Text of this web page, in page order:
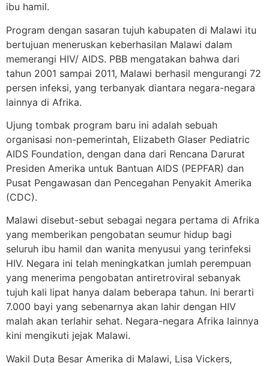
ibu hamil.
Program dengan sasaran tujuh kabupaten di Malawi itu
bertujuan meneruskan keberhasilan Malawi dalam
memerangi HIV/ AIDS. PBB mengatakan bahwa dari
tahun 2001 sampai 2011, Malawi berhasil mengurangi 72
persen infeksi, yang terbanyak diantara negara-negara
lainnya di Afrika.
Ujung tombak program baru ini adalah sebuah
organisasi non-pemerintah, Elizabeth Glaser Pediatric
AIDS Foundation, dengan dana dari Rencana Darurat
Presiden Amerika untuk Bantuan AIDS (PEPFAR) dan
Pusat Pengawasan dan Pencegahan Penyakit Amerika
(CDC).
Malawi disebut-sebut sebagai negara pertama di Afrika
yang memberikan pengobatan seumur hidup bagi
seluruh ibu hamil dan wanita menyusui yang terinfeksi
HIV. Negara ini telah meningkatkan jumlah perempuan
yang menerima pengobatan antiretroviral sebanyak
tujuh kali lipat hanya dalam beberapa tahun. Ini berarti
7.000 bayi yang sebenarnya akan lahir dengan HIV
malah akan terlahir sehat. Negara-negara Afrika lainnya
kini mengikuti jejak Malawi.
Wakil Duta Besar Amerika di Malawi, Lisa Vickers,